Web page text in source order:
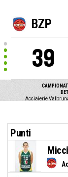
BZP
39
Acciaierie
Punti